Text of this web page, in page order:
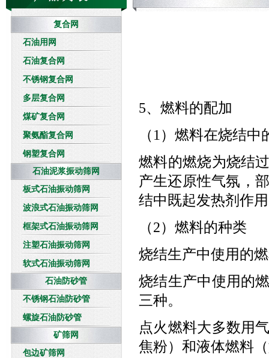
复合网
石油用网
石油复合网
不锈钢复合网
多层复合网
煤矿复合网
聚氨酯复合网
钢塑复合网
石油泥浆振动筛网
板式石油振动筛网
波浪式石油振动筛网
框架式石油振动筛网
注塑石油振动筛网
软式石油振动筛网
石油防砂管
不锈钢石油防砂管
螺旋石油防砂管
矿筛网
包边矿筛网
5、燃料的配加
（1）燃料在烧结中
燃料的燃烧为烧结
产生还原性气氛，
结中既起发热剂作
（2）燃料的种类
烧结生产中使用的
烧结生产中使用的
三种。
点火燃料大多数用
焦粉）和液体燃料